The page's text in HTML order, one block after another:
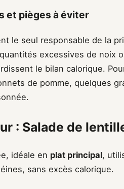
et pièges à éviter
le seul responsable de la
excessives de noix
le bilan calorique.
de pomme, quelques
: Salade de
idéale en plat principal,
sans excès calorique.